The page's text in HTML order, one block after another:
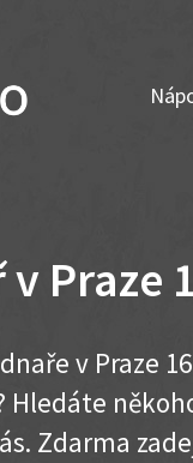
Praze
v Praze
Zdarma